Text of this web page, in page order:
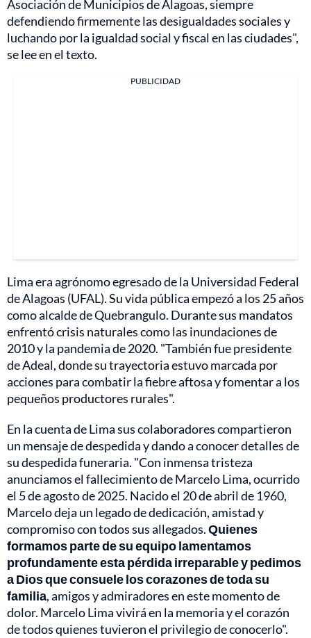
Asociación de Municipios de Alagoas, siempre
defendiendo firmemente las desigualdades sociales y
luchando por la igualdad social y fiscal en las ciudades",
se lee en el texto.
PUBLICIDAD
Lima era agrónomo egresado de la Universidad Federal
de Alagoas (UFAL). Su vida pública empezó a los 25 años
como alcalde de Quebrangulo. Durante sus mandatos
enfrentó crisis naturales como las inundaciones de
2010 y la pandemia de 2020. "También fue presidente
de Adeal, donde su trayectoria estuvo marcada por
acciones para combatir la fiebre aftosa y fomentar a los
pequeños productores rurales".
En la cuenta de Lima sus colaboradores compartieron
un mensaje de despedida y dando a conocer detalles de
su despedida funeraria. "Con inmensa tristeza
anunciamos el fallecimiento de Marcelo Lima, ocurrido
el 5 de agosto de 2025. Nacido el 20 de abril de 1960,
Marcelo deja un legado de dedicación, amistad y
compromiso con todos sus allegados.Quienes
formamos parte de su equipo lamentamos
profundamente esta pérdida irreparable y pedimos
a Dios que consuele los corazones de toda su
familia, amigos y admiradores en este momento de
dolor. Marcelo Lima vivirá en la memoria y el corazón
de todos quienes tuvieron el privilegio de conocerlo".